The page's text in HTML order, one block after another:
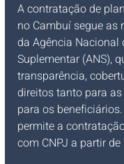
A contratação de
no Cambuí segue as
da Agência Nacional
Suplementar (ANS),
transparência,
direitos tanto para
para os
permite a
com CNPJ a partir